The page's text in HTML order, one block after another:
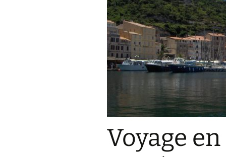
Voyage